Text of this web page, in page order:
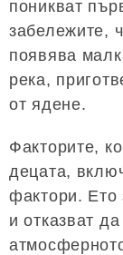
поникват
забележите,
появява
река,
от ядене.
Факторите,
децата,
фактори. Ето
и отказват